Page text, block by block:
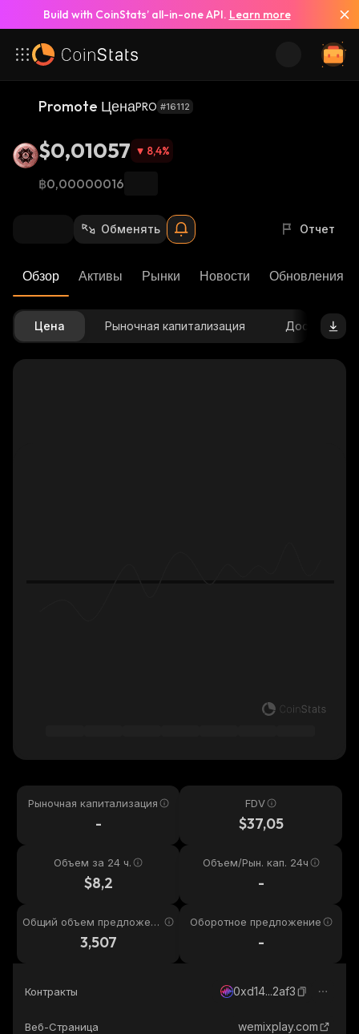
Build with CoinStats’ all-in-one API. Learn more
Promote ЦенаPRO #16112
$0,01057 8,4%
฿0,00000016
Обменять Отчет
Обзор Активы Рынки Новости Обновления
Цена Рыночная капитализация Доступное
Рыночная капитализация
-
FDV
$37,05
Объем за 24 ч.
$8,2
Объем/Рын. кап. 24ч
-
Общий объем предложени
3,507
Оборотное предложение
-
Контракты 0xd14...2af3
Веб-Страница wemixplay.com